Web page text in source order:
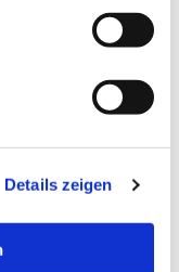
Details zeigen